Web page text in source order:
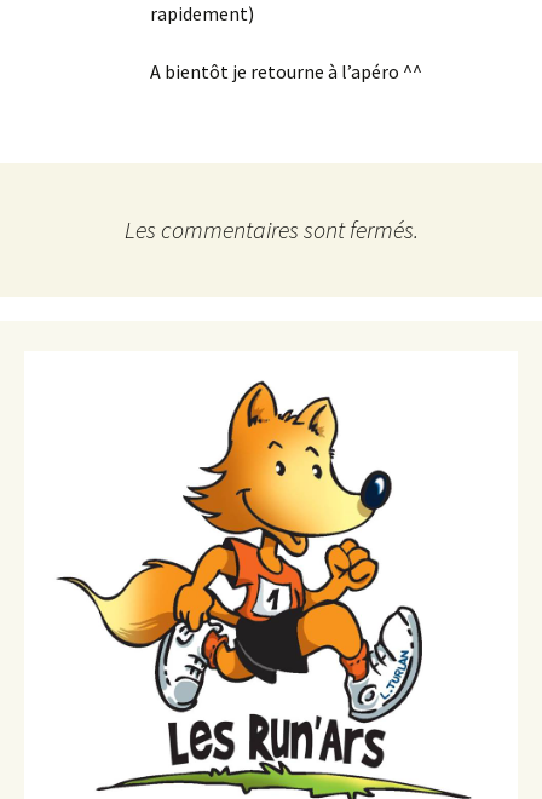
rapidement)
A bientôt je retourne à l’apéro ^^
Les commentaires sont fermés.